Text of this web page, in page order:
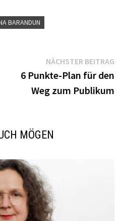
BARANDUN
NÄCHSTER BEITRAG
6 Punkte-Plan für den
Weg zum Publikum
MÖGEN